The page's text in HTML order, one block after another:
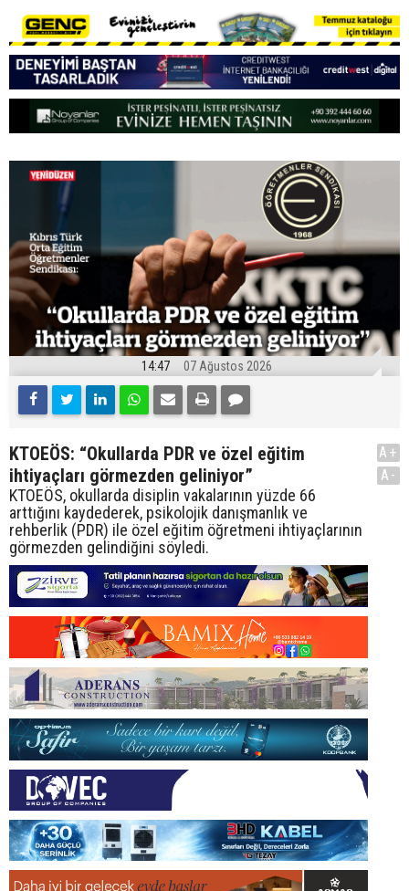
14:47 07 Ağustos 2026
KTOEÖS: “Okullarda PDR ve özel eğitim
ihtiyaçları görmezden geliniyor”
KTOEÖS, okullarda disiplin vakalarının yüzde 66
arttığını kaydederek, psikolojik danışmanlık ve
rehberlik (PDR) ile özel eğitim öğretmeni ihtiyaçlarının
görmezden gelindiğini söyledi.
A+
A-